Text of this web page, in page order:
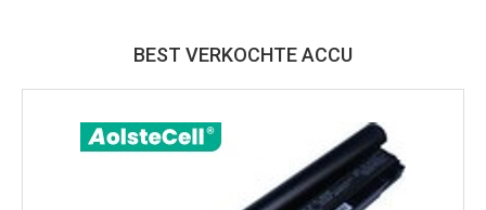
BEST VERKOCHTE ACCU